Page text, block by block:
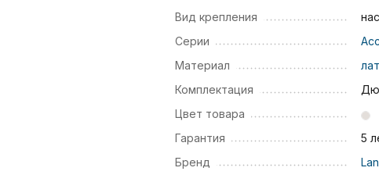
Вид крепления
Серии
Материал
Комплектация
Цвет товара
Гарантия
5
Бренд